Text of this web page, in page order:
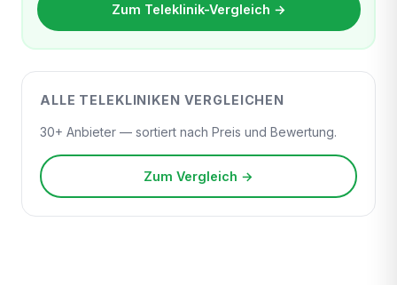
Zum Teleklinik-Vergleich →
ALLE TELEKLINIKEN VERGLEICHEN
30+ Anbieter — sortiert nach Preis und Bewertung.
Zum Vergleich →